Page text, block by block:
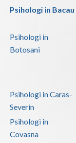
Psihologi in Bacau
Psihologi in
Botosani
Psihologi in Caras-
Severin
Psihologi in
Covasna